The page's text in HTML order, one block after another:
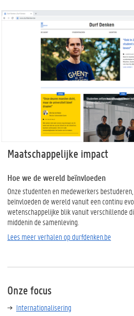
Maatschappelijke impact
Hoe we de wereld beïnvloeden
Onze studenten en medewerkers
beïnvloeden de wereld vanuit een continu
wetenschappelijke blik vanuit verschillende
middenin de samenleving.
Lees meer verhalen op durfdenken.be
Onze focus
Internationalisering